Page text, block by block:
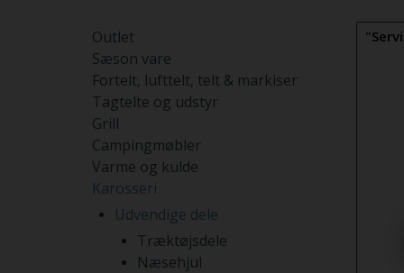
Outlet
Sæson vare
Fortelt, lufttelt, telt & markiser
Tagtelte og udstyr
Grill
Campingmøbler
Varme og kulde
Karosseri
Udvendige dele
Træktøjsdele
Næsehjul